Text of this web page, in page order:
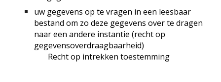
uw gegevens op te vragen in een leesbaar
bestand om zo deze gegevens over te dragen
naar een andere instantie (recht op
gegevensoverdraagbaarheid)
Recht op intrekken toestemming